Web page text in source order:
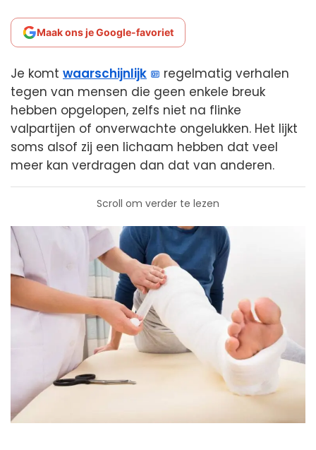
Maak ons je Google-favoriet
Je komt waarschijnlijk
regelmatig verhalen
tegen van mensen die geen enkele breuk
hebben opgelopen, zelfs niet na flinke
valpartijen of onverwachte ongelukken. Het lijkt
soms alsof zij een lichaam hebben dat veel
meer kan verdragen dan dat van anderen.
Scroll om verder te lezen